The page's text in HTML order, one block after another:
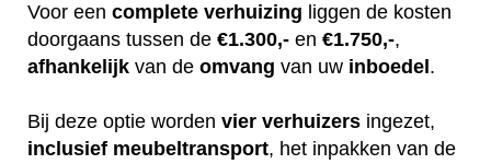
Voor een complete verhuizing liggen de kosten
doorgaans tussen de €1.300,- en €1.750,-,
afhankelijk van de omvang van uw inboedel .
Bij deze optie worden vier verhuizers ingezet,
inclusief meubeltransport, het inpakken van de